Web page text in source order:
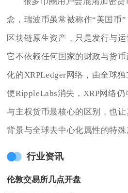
念，瑞波币虽常被称作“美国币
区块链原生资产，只是发行与运
它不依赖任何国家的财政与货
化的XRPLedger网络，由全球
便RippleLabs消失，XRP网络
与主权货币最核心的区别，也
背景与全球去中心化属性的特殊
行业资讯
伦敦交易所几点开盘